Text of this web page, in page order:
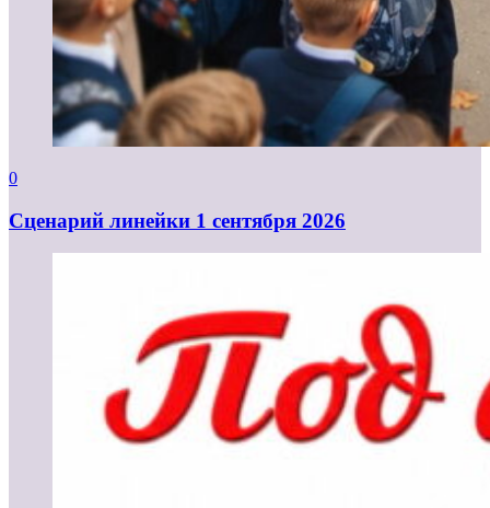
0
Cценарий линейки 1 сентября 2026